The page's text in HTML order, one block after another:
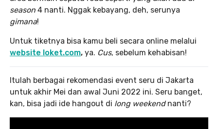
season 4 nanti. Nggak kebayang, deh, serunya
gimana!
Untuk tiketnya bisa kamu beli secara online melalui
website loket.com, ya. Cus, sebelum kehabisan!
Itulah berbagai rekomendasi event seru di Jakarta
untuk akhir Mei dan awal Juni 2022 ini. Seru banget,
kan, bisa jadi ide hangout di long weekend nanti?